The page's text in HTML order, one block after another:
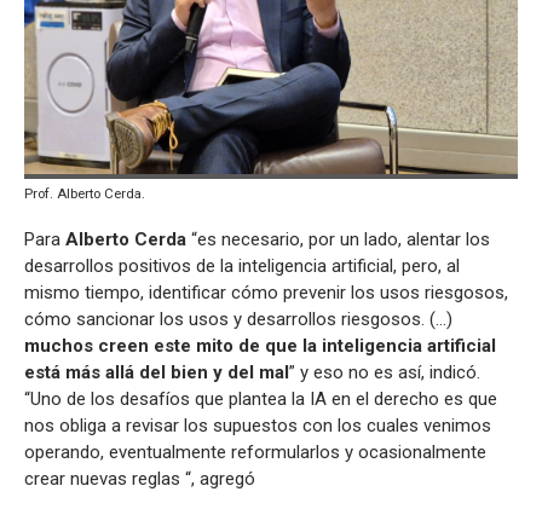
Prof. Alberto Cerda.
Para Alberto Cerda “es necesario, por un lado, alentar los
desarrollos positivos de la inteligencia artificial, pero, al
mismo tiempo, identificar cómo prevenir los usos riesgosos,
cómo sancionar los usos y desarrollos riesgosos. (…)
muchos creen este mito de que la inteligencia artificial
está más allá del bien y del mal ” y eso no es así, indicó.
“Uno de los desafíos que plantea la IA en el derecho es que
nos obliga a revisar los supuestos con los cuales venimos
operando, eventualmente reformularlos y ocasionalmente
crear nuevas reglas “, agregó